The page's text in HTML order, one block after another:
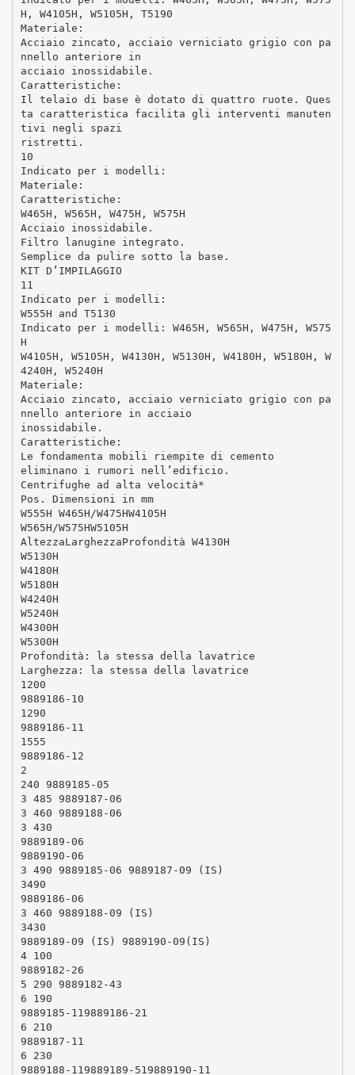
H, W4105H, W5105H, T5190
Materiale:
Acciaio zincato, acciaio verniciato grigio con pa
nnello anteriore in
acciaio inossidabile.
Caratteristiche:
Il telaio di base è dotato di quattro ruote. Ques
ta caratteristica facilita gli interventi manuten
tivi negli spazi
ristretti.
10
Indicato per i modelli:
Materiale:
Caratteristiche:
W465H, W565H, W475H, W575H
Acciaio inossidabile.
Filtro lanugine integrato.
Semplice da pulire sotto la base.
KIT D’IMPILAGGIO
11
Indicato per i modelli:
W555H and T5130
Indicato per i modelli: W465H, W565H, W475H, W575
H
W4105H, W5105H, W4130H, W5130H, W4180H, W5180H, W
4240H, W5240H
Materiale:
Acciaio zincato, acciaio verniciato grigio con pa
nnello anteriore in acciaio
inossidabile.
Caratteristiche:
Le fondamenta mobili riempite di cemento
eliminano i rumori nell’edificio.
Centrifughe ad alta velocità*
Pos. Dimensioni in mm
W555H W465H/W475HW4105H
W565H/W575HW5105H
AltezzaLarghezzaProfondità W4130H
W5130H
W4180H
W5180H
W4240H
W5240H
W4300H
W5300H
Profondità: la stessa della lavatrice
Larghezza: la stessa della lavatrice
1200
9889186-10
1290
9889186-11
1555
9889186-12
2
240 9889185-05
3 485 9889187-06
3 460 9889188-06
3 430
9889189-06
9889190-06
3 490 9889185-06 9889187-09 (IS)
3490
9889186-06
3 460 9889188-09 (IS)
3430
9889189-09 (IS) 9889190-09(IS)
4 100
9889182-26
5 290 9889182-43
6 190
9889185-119889186-21
6 210
9889187-11
6 230
9889188-119889189-519889190-11